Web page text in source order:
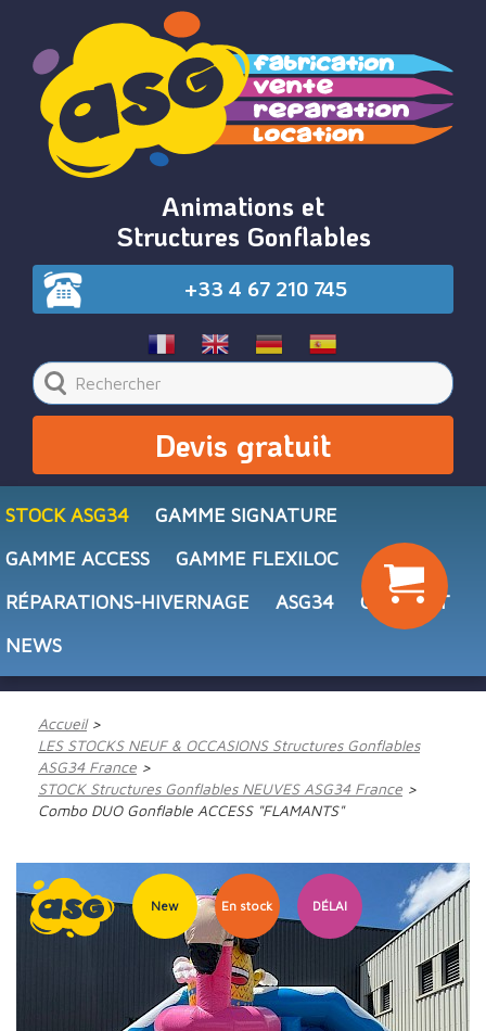
Animations et
Structures Gonflables
+33 4 67 210 745
Devis gratuit
STOCK ASG34
GAMME SIGNATURE
GAMME ACCESS
GAMME FLEXILOC
RÉPARATIONS-HIVERNAGE
ASG34
CONTACT
NEWS
Accueil
LES STOCKS NEUF & OCCASIONS Structures Gonflables
ASG34 France
STOCK Structures Gonflables NEUVES ASG34 France
Combo DUO Gonflable ACCESS "FLAMANTS"
New En stock DÉLAI